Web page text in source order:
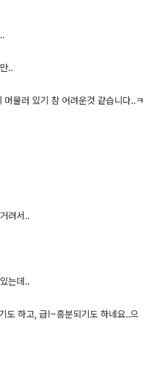
..
물러 있기 참 어려운것 같습니다..ㅋ
려서..
는데..
도 하고, 급!~흥분되기도 하네요..으